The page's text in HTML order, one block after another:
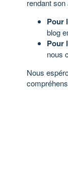
rendant son
Pour
blog
Pour
nous
Nous